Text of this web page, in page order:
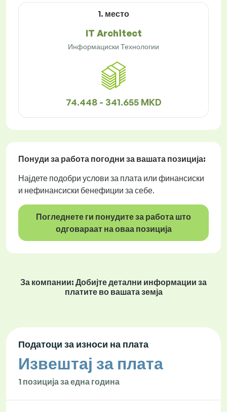
1. место
IT Architect
Информациски Технологии
74.448 - 341.655 MKD
Понуди за работа погодни за вашата позиција:
Најдете подобри услови за плата или финансиски
и нефинансиски бенефиции за себе.
Погледнете ги понудите за работа што
одговараат на оваа позиција
За компании: Добијте детални информации за
платите во вашата земја
Податоци за износи на плата
Извештај за плата
1 позиција за една година